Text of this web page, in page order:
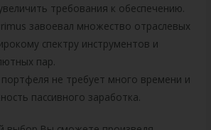
требования к обеспечению.
завоевал множество отраслевых
спектру инструментов и
пар.
не требует много времени и
пассивного заработка.